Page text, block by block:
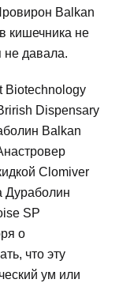
Balkan
кишечника не
не давала.
Biotechnology
Dispensary
Balkan
Clomiver
Дураболин
SP
о
что эту
ум или